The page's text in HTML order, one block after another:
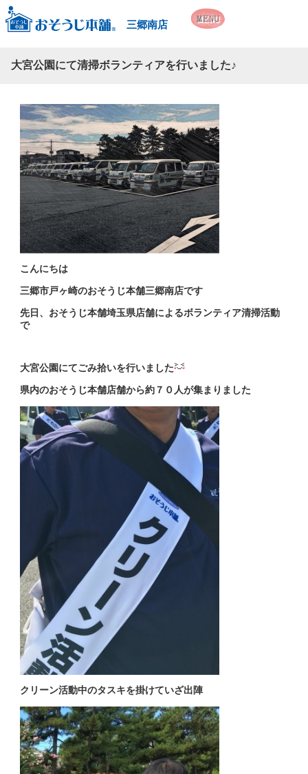
三郷南店
大宮公園にて清掃ボランティアを行いました♪
こんにちは
三郷市戸ヶ崎のおそうじ本舗三郷南店です
先日、おそうじ本舗埼玉県店舗によるボランティア清掃活動
で
大宮公園にてごみ拾いを行いました
県内のおそうじ本舗店舗から約７０人が集まりました
クリーン活動中のタスキを掛けていざ出陣